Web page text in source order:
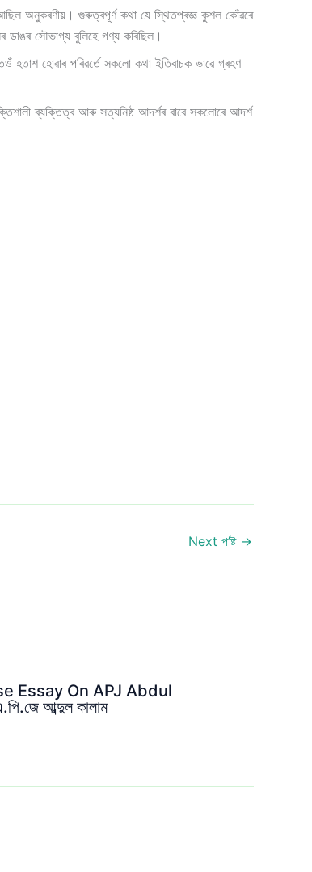
আছিল অনুকৰণীয়। গুৰুত্বপূৰ্ণ কথা যে স্থিতপ্ৰজ্ঞ কুশল কোঁৱৰে
ডাঙৰ সৌভাগ্য বুলিহে গণ্য কৰিছিল।
হতাশ হোৱাৰ পৰিৱৰ্তে সকলো কথা ইতিবাচক ভাৱে গ্ৰহণ
ব্যক্তিত্ব আৰু সত্যনিষ্ঠ আদৰ্শৰ বাবে সকলোৰে আদৰ্শ
Next প’ষ্ট →
Essay On APJ Abdul
আব্দুল কালাম